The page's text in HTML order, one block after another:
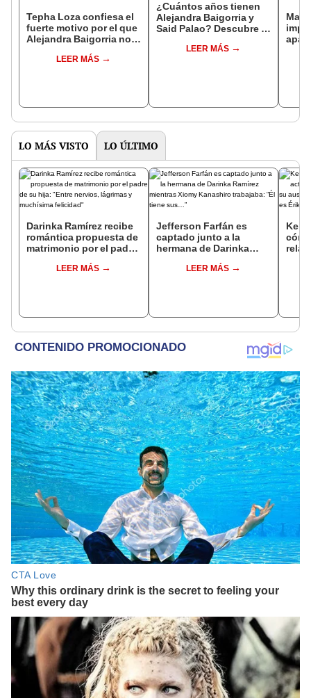
Tepha Loza confiesa el
fuerte motivo por el que
Alejandra Baigorria no
amiga de Macarena"
LEER MÁS
¿Cuántos años tienen
Alejandra Baigorria y
Said Palao? Descubre la
los recién casados
LEER MÁS
LO MÁS VISTO LO ÚLTIMO
Darinka Ramírez recibe
romántica propuesta de
matrimonio por el padre
nervios, lágrimas y
LEER MÁS
Jefferson Farfán es
captado junto a la
hermana de Darinka
Kanashiro trabajaba: “Él
LEER MÁS